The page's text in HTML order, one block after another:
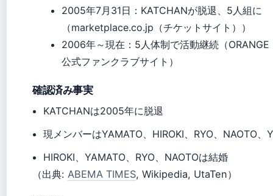
2005年7月31日 ：KATCHANが脱退、5人組に
（marketplace.co.jp（チケットサイト））
2006年～現在 ：5人体制で活動継続（ORANGE
公式ファンクラブサイト）
確認済み事実
KATCHANは2005年に脱退
現メンバーはYAMATO、HIROKI、RYO、NAOTO、
HIROKI、YAMATO、RYO、NAOTOは結婚
（出典: ABEMA TIMES, Wikipedia, UtaTen）